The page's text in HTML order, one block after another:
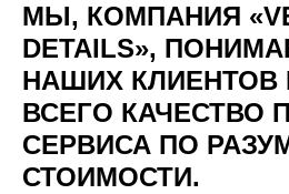
МЫ, КОМПАНИЯ
DETAILS»,
НАШИХ КЛИЕНТОВ
ВСЕГО КАЧЕСТВО
СЕРВИСА ПО
СТОИМОСТИ.